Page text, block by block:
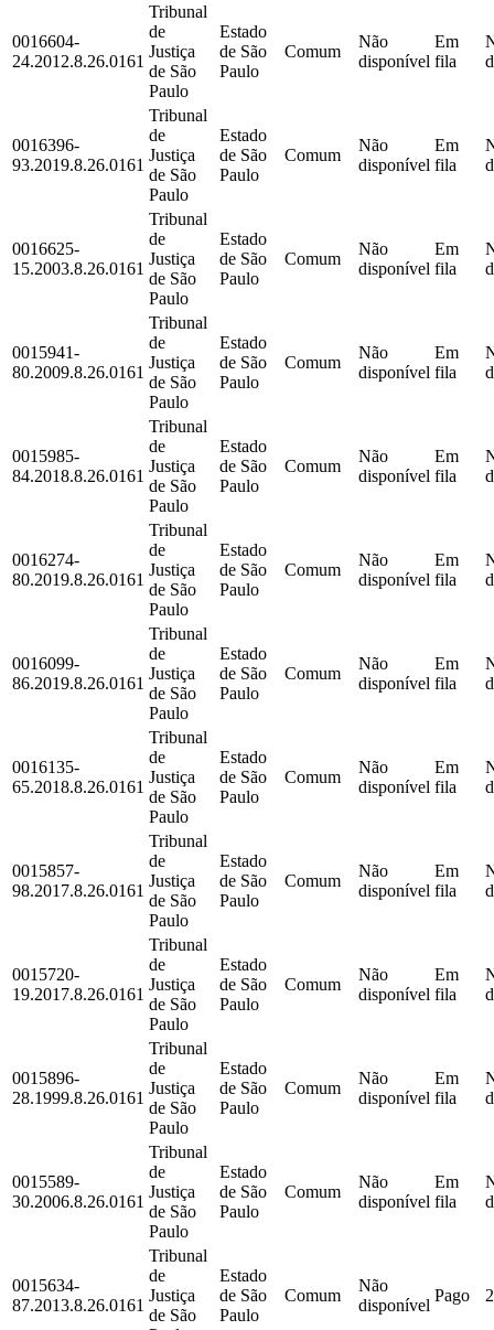
0016604-
24.2012.8.26.0161
Tribunal
de
Justiça
de São
Paulo
Estado
de São
Paulo
Comum
Não
disponível
Em
fila
0016396-
93.2019.8.26.0161
Tribunal
de
Justiça
de São
Paulo
Estado
de São
Paulo
Comum
Não
disponível
Em
fila
0016625-
15.2003.8.26.0161
Tribunal
de
Justiça
de São
Paulo
Estado
de São
Paulo
Comum
Não
disponível
Em
fila
0015941-
80.2009.8.26.0161
Tribunal
de
Justiça
de São
Paulo
Estado
de São
Paulo
Comum
Não
disponível
Em
fila
0015985-
84.2018.8.26.0161
Tribunal
de
Justiça
de São
Paulo
Estado
de São
Paulo
Comum
Não
disponível
Em
fila
0016274-
80.2019.8.26.0161
Tribunal
de
Justiça
de São
Paulo
Estado
de São
Paulo
Comum
Não
disponível
Em
fila
0016099-
86.2019.8.26.0161
Tribunal
de
Justiça
de São
Paulo
Estado
de São
Paulo
Comum
Não
disponível
Em
fila
0016135-
65.2018.8.26.0161
Tribunal
de
Justiça
de São
Paulo
Estado
de São
Paulo
Comum
Não
disponível
Em
fila
0015857-
98.2017.8.26.0161
Tribunal
de
Justiça
de São
Paulo
Estado
de São
Paulo
Comum
Não
disponível
Em
fila
0015720-
19.2017.8.26.0161
Tribunal
de
Justiça
de São
Paulo
Estado
de São
Paulo
Comum
Não
disponível
Em
fila
0015896-
28.1999.8.26.0161
Tribunal
de
Justiça
de São
Paulo
Estado
de São
Paulo
Comum
Não
disponível
Em
fila
0015589-
30.2006.8.26.0161
Tribunal
de
Justiça
de São
Paulo
Estado
de São
Paulo
Comum
Não
disponível
Em
fila
0015634-
87.2013.8.26.0161
Tribunal
de
Justiça
de São
Estado
de São
Paulo
Comum
Não
disponível
Pago